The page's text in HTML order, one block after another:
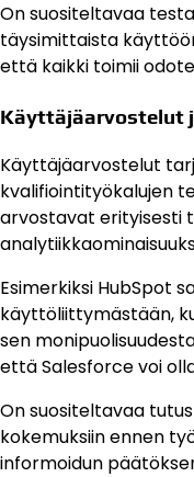
On suositeltavaa
täysimittaista
että kaikki toimii
Käyttäjäarvostelut
Käyttäjäarvostelut
kvalifiointityökalujen
arvostavat erityisesti
Esimerkiksi HubSpot
käyttöliittymästään,
sen
että Salesforce voi
On suositeltavaa
kokemuksiin ennen
informoidun